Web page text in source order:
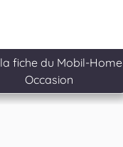
fiche du Mobil-Home
Occasion